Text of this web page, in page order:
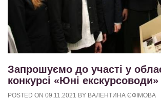
Запрошуємо до участі у
конкурсі «Юні екскурсоводи»
POSTED ON 09.11.2021 BY ВАЛЕНТИНА ЄФІМОВА